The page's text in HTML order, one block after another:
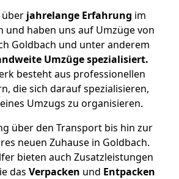
jahrelange Erfahrung im
und haben uns auf Umzüge von
Goldbach und unter anderem
Umzüge spezialisiert.
besteht aus professionellen
die sich darauf spezialisieren,
Umzugs zu organisieren.
über den Transport bis hin zur
neuen Zuhause in Goldbach.
bieten auch Zusatzleistungen
das Verpacken und Entpacken